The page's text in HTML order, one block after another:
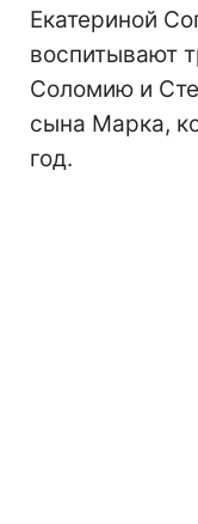
Екатериной
воспитывают
Соломию и
сына Марка,
год.